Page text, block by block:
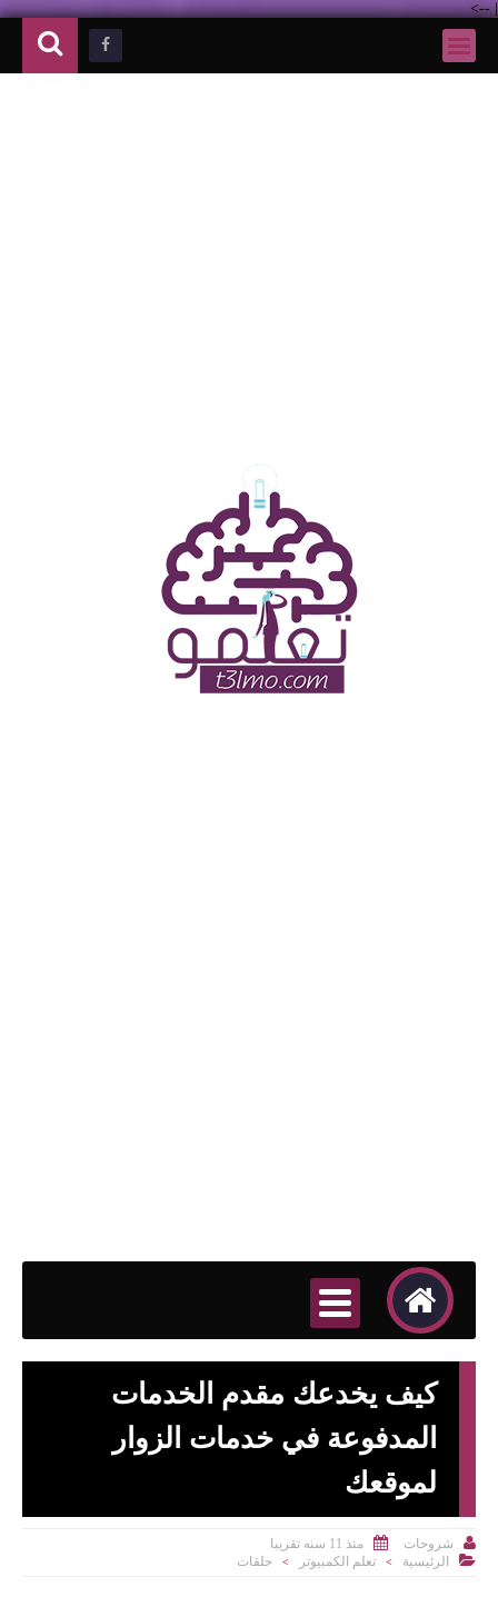
|
-->
كيف يخدعك مقدم الخدمات
المدفوعة في خدمات الزوار
لموقعك
 شروحات 
منذ 11 سنه تقريبا

الرئيسية > تعلم الكمبيوتر > حلقات